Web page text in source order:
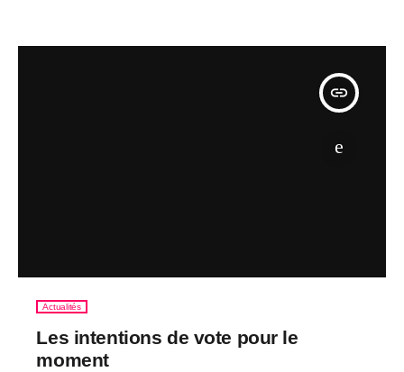
insert_link
Actualités
Les intentions de vote pour le
moment